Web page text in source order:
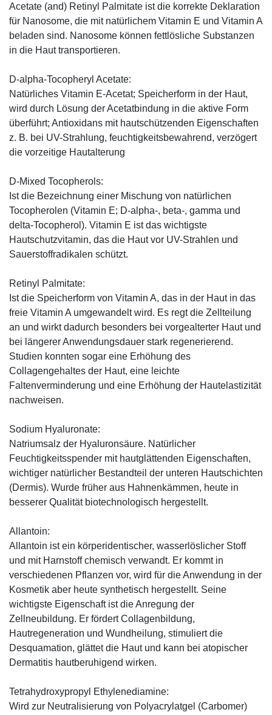
Acetate (and) Retinyl Palmitate ist die korrekte Deklaration
für Nanosome, die mit natürlichem Vitamin E und Vitamin A
beladen sind. Nanosome können fettlösliche Substanzen
in die Haut transportieren.
D-alpha-Tocopheryl Acetate:
Natürliches Vitamin E-Acetat; Speicherform in der Haut,
wird durch Lösung der Acetatbindung in die aktive Form
überführt; Antioxidans mit hautschützenden Eigenschaften
z. B. bei UV-Strahlung, feuchtigkeitsbewahrend, verzögert
die vorzeitige Hautalterung
D-Mixed Tocopherols:
Ist die Bezeichnung einer Mischung von natürlichen
Tocopherolen (Vitamin E; D-alpha-, beta-, gamma und
delta-Tocopherol). Vitamin E ist das wichtigste
Hautschutzvitamin, das die Haut vor UV-Strahlen und
Sauerstoffradikalen schützt.
Retinyl Palmitate:
Ist die Speicherform von Vitamin A, das in der Haut in das
freie Vitamin A umgewandelt wird. Es regt die Zellteilung
an und wirkt dadurch besonders bei vorgealterter Haut und
bei längerer Anwendungsdauer stark regenerierend.
Studien konnten sogar eine Erhöhung des
Collagengehaltes der Haut, eine leichte
Faltenverminderung und eine Erhöhung der Hautelastizität
nachweisen.
Sodium Hyaluronate:
Natriumsalz der Hyaluronsäure. Natürlicher
Feuchtigkeitsspender mit hautglättenden Eigenschaften,
wichtiger natürlicher Bestandteil der unteren Hautschichten
(Dermis). Wurde früher aus Hahnenkämmen, heute in
besserer Qualität biotechnologisch hergestellt.
Allantoin:
Allantoin ist ein körperidentischer, wasserlöslicher Stoff
und mit Harnstoff chemisch verwandt. Er kommt in
verschiedenen Pflanzen vor, wird für die Anwendung in der
Kosmetik aber heute synthetisch hergestellt. Seine
wichtigste Eigenschaft ist die Anregung der
Zellneubildung. Er fördert Collagenbildung,
Hautregeneration und Wundheilung, stimuliert die
Desquamation, glättet die Haut und kann bei atopischer
Dermatitis hautberuhigend wirken.
Tetrahydroxypropyl Ethylenediamine:
Wird zur Neutralisierung von Polyacrylatgel (Carbomer)